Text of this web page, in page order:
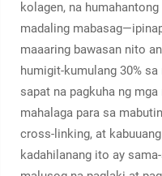
kolagen, na
madaling
maaaring bawasan nito
humigit-kumulang 30%
sapat na pagkuha ng
mahalaga para sa
cross-linking, at
kadahilanang ito ay